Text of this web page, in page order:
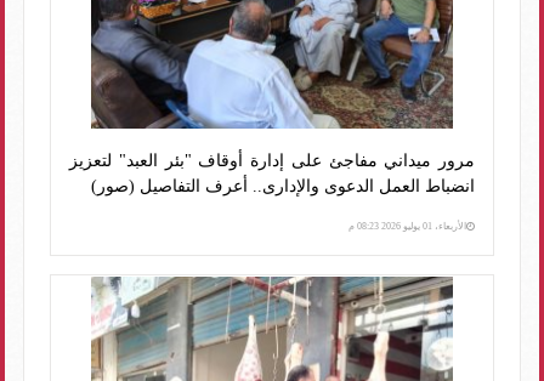
مرور ميداني مفاجئ على إدارة أوقاف "بئر العبد" لتعزيز
انضباط العمل الدعوى والإدارى.. أعرف التفاصيل (صور)
الأربعاء، 01 يوليو 2026 08:23 م